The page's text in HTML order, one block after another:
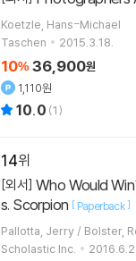
Koetzle, Hans-Michael
Taschen
2015.3.18.
10% 36,900원
1,110원
10.0 (1)
14
[외서]
s. Scorpion [ Paperback]
Pallotta, Jerry / Bolster,
Scholastic Inc.